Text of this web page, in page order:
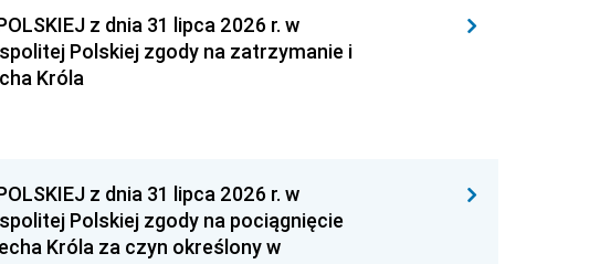
z dnia 31 lipca 2026 r. w
Polskiej zgody na zatrzymanie i
Króla
z dnia 31 lipca 2026 r. w
Polskiej zgody na pociągnięcie
Króla za czyn określony w